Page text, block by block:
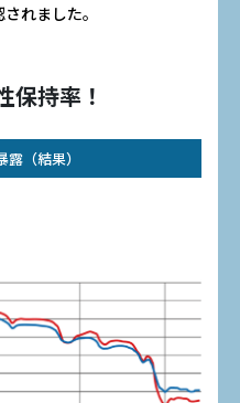
れました。
保持率！
（結果）